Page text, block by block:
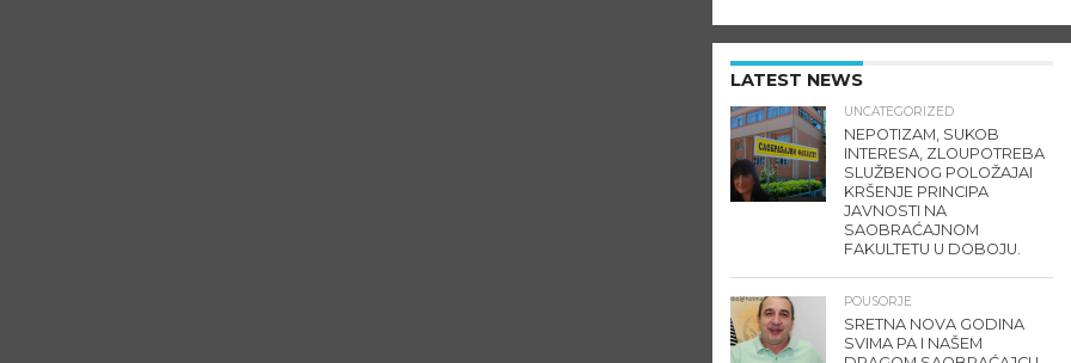
LATEST NEWS
UNCATEGORIZED
NEPOTIZAM, SUKOB
INTERESA, ZLOUPOTREBA
SLUŽBENOG POLOŽAJAI
KRŠENJE PRINCIPA
JAVNOSTI NA
SAOBRAĆAJNOM
FAKULTETU U DOBOJU.
POUSORJE
SRETNA NOVA GODINA
SVIMA PA I NAŠEM